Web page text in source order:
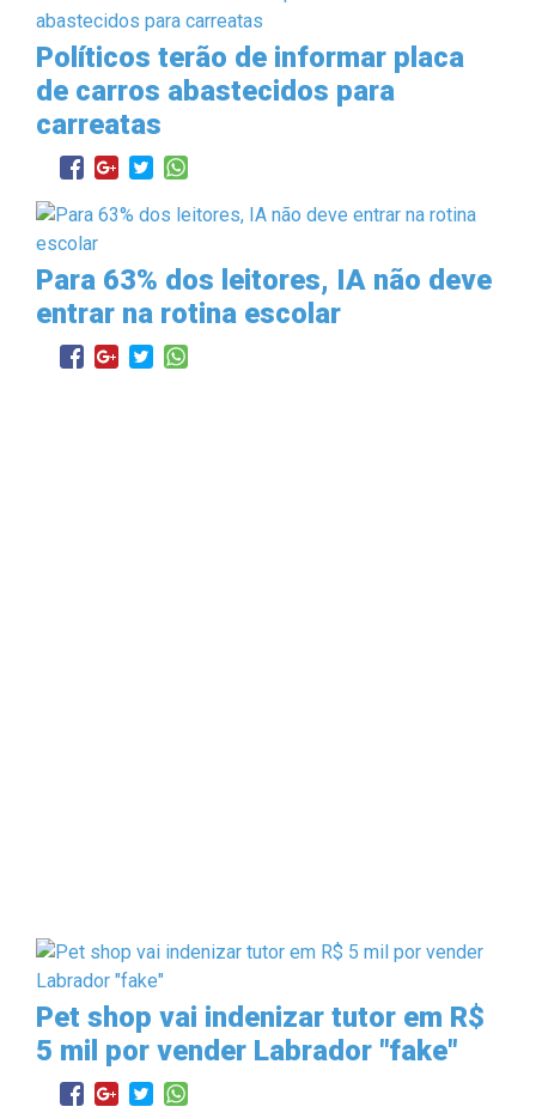
Políticos terão de informar placa
de carros abastecidos para
carreatas
Para 63% dos leitores, IA não deve
entrar na rotina escolar
Pet shop vai indenizar tutor em R$
5 mil por vender Labrador "fake"